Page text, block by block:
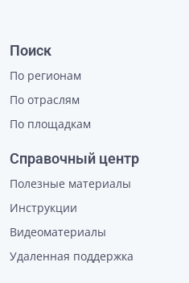
Поиск
По регионам
По отраслям
По площадкам
Справочный центр
Полезные материалы
Инструкции
Видеоматериалы
Удаленная поддержка